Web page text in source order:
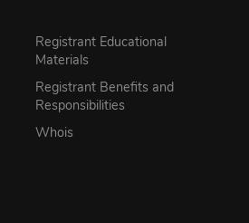
Registrant Educational
Materials
Registrant Benefits and
Responsibilities
Whois